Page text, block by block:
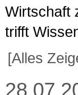
Wirtschaft
trifft
[Alles